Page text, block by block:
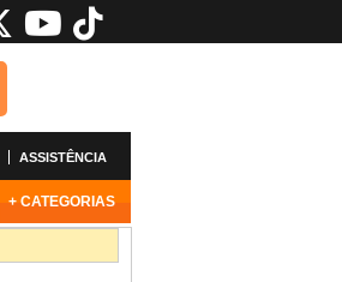
ASSISTÊNCIA
+ CATEGORIAS